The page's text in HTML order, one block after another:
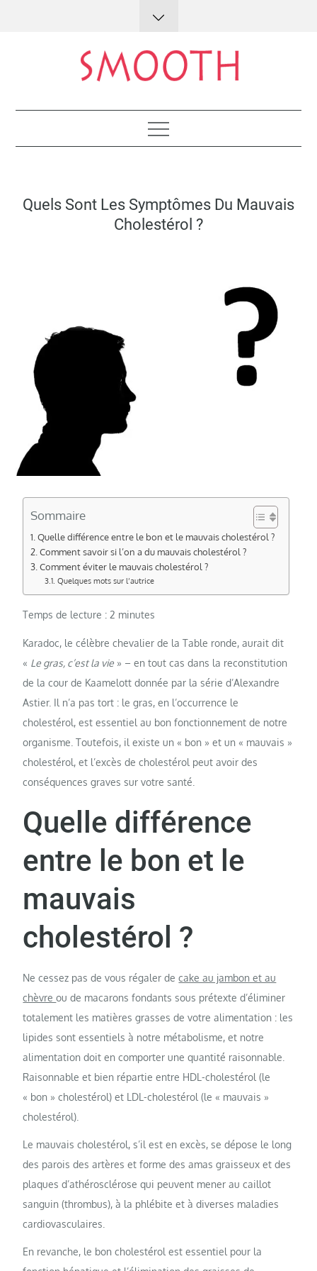
on
Quels Sont Les Symptômes Du Mauvais
Cholestérol ?
Sommaire
Quelle différence entre le bon et le mauvais cholestérol ?
Comment savoir si l’on a du mauvais cholestérol ?
Comment éviter le mauvais cholestérol ?
Quelques mots sur l’autrice
Temps de lecture :2 minutes
Karadoc, le célèbre chevalier de la Table ronde, aurait dit
« Le gras, c’est la vie » – en tout cas dans la reconstitution
de la cour de Kaamelott donnée par la série d’Alexandre
Astier. Il n’a pas tort : le gras, en l’occurrence le
cholestérol, est essentiel au bon fonctionnement de notre
organisme. Toutefois, il existe un « bon » et un « mauvais »
cholestérol, et l’excès de cholestérol peut avoir des
conséquences graves sur votre santé.
Quelle différence
entre le bon et le
mauvais
cholestérol ?
Ne cessez pas de vous régaler decake au jambon et au
chèvreou de macarons fondants sous prétexte d’éliminer
totalement les matières grasses de votre alimentation : les
lipides sont essentiels à notre métabolisme, et notre
alimentation doit en comporter une quantité raisonnable.
Raisonnable et bien répartie entre HDL-cholestérol (le
« bon » cholestérol) et LDL-cholestérol (le « mauvais »
cholestérol).
Le mauvais cholestérol, s’il est en excès, se dépose le long
des parois des artères et forme des amas graisseux et des
plaques d’athérosclérose qui peuvent mener au caillot
sanguin (thrombus), à la phlébite et à diverses maladies
cardiovasculaires.
En revanche, le bon cholestérol est essentiel pour la